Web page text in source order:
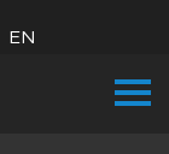
EN